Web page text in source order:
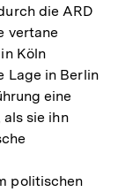
die ARD
vertane
Köln
Lage in Berlin
eine
sie ihn
politischen